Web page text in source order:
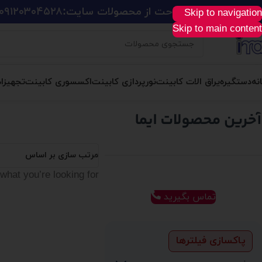
Skip to navigation
Skip to main content
آسان، سریع و راحت از محصولات سایت:۰۹۱۲۰۳۰۴۵۲۸
دستگیرهیراق الات کابینتنورپردازی کابینتاکسسوری کابینت
تماس بگیرید
پاکسازی فیلترها
مرتب سازی بر اساس
you’re looking for.